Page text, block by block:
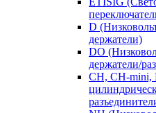
D
держатели)
DO
держатели/
CH, CH-mini,